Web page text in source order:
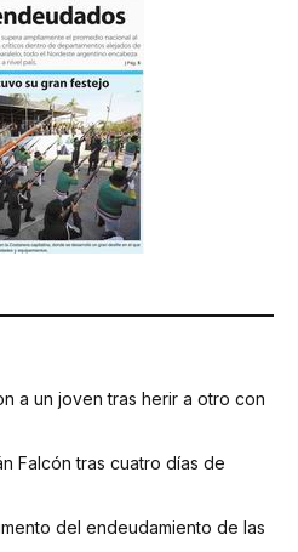
a un joven tras herir a otro con
Falcón tras cuatro días de
del endeudamiento de las